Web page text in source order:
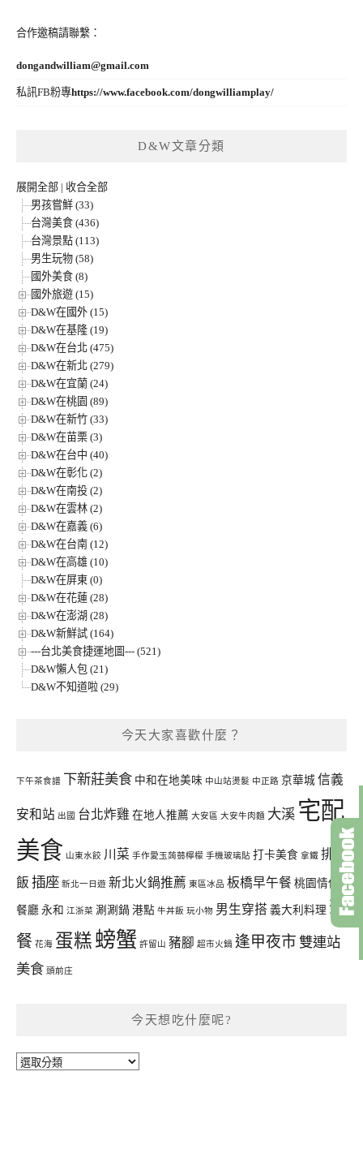
合作邀稿請聯繫：
dongandwilliam@gmail.com
私訊FB粉專https://www.facebook.com/dongwilliamplay/
D&W文章分類
展開全部 | 收合全部
男孩嘗鮮 (33)
台灣美食 (436)
台灣景點 (113)
男生玩物 (58)
國外美食 (8)
國外旅遊 (15)
D&W在國外 (15)
D&W在基隆 (19)
D&W在台北 (475)
D&W在新北 (279)
D&W在宜蘭 (24)
D&W在桃園 (89)
D&W在新竹 (33)
D&W在苗栗 (3)
D&W在台中 (40)
D&W在彰化 (2)
D&W在南投 (2)
D&W在雲林 (2)
D&W在嘉義 (6)
D&W在台南 (12)
D&W在高雄 (10)
D&W在屏東 (0)
D&W在花蓮 (28)
D&W在澎湖 (28)
D&W新鮮試 (164)
---台北美食捷運地圖--- (521)
D&W懶人包 (21)
D&W不知道啦 (29)
今天大家喜歡什麼？
下午茶食譜 下新莊美食 中和在地美味 中山站燙髮 中正路 京華城 信義
安和站 出國 台北炸雞 在地人推薦 大安區 大安牛肉麵 大溪 宅配
美食 山東水餃 川菜 手作愛玉蒟蒻檸檬 手機玻璃貼 打卡美食 拿鐵 排骨
飯 插座 新北一日遊 新北火鍋推薦 東區冰品 板橋早午餐 桃園情侶
餐廳 永和 江浙菜 涮涮鍋 港點 牛丼飯 玩小物 男生穿搭 義大利料理 聚
餐 花海 蛋糕 螃蟹 許留山 豬腳 超市火鍋 逢甲夜市 雙連站
美食 頭前庄
今天想吃什麼呢?
今